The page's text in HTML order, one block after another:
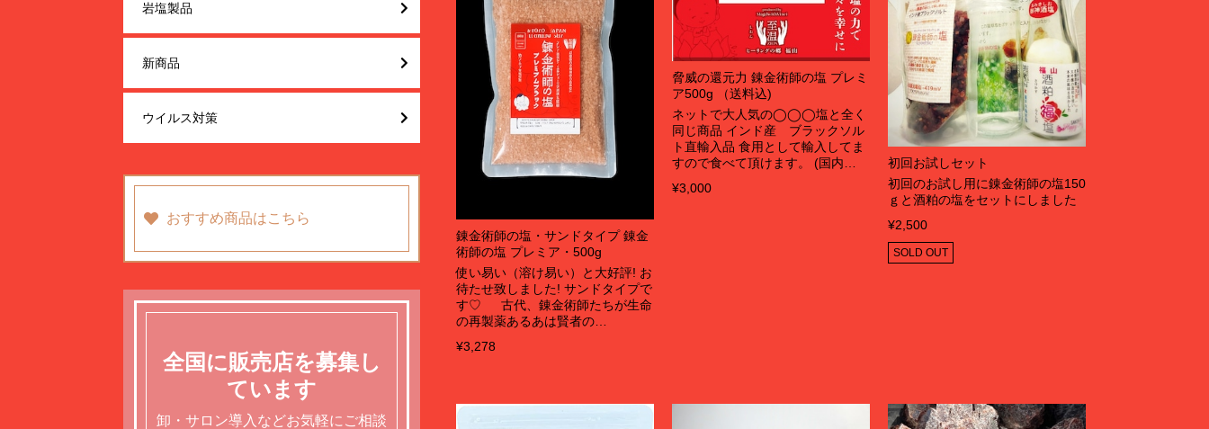
錬金術師の塩・サンドタイプ 錬金
術師の塩 プレミア・500g
使い易い（溶け易い）と大好評! お
待たせ致しました! サンドタイプで
す♡ 古代、錬金術師たちが生命
の再製薬あるあは賢者の…
¥3,278
脅威の還元力 錬金術師の塩 プレミ
ア500g （送料込)
ネットで大人気の◯◯◯塩と全く
同じ商品 インド産 ブラックソル
ト直輸入品 食用として輸入してま
すので食べて頂けます。 (国内…
¥3,000
初回お試しセット
初回のお試し用に錬金術師の塩150
ｇと酒粕の塩をセットにしました
¥2,500
SOLD OUT
岩塩製品
新商品
ウイルス対策
おすすめ商品はこちら
全国に販売店を募集し
ています
卸・サロン導入などお気軽にご相談